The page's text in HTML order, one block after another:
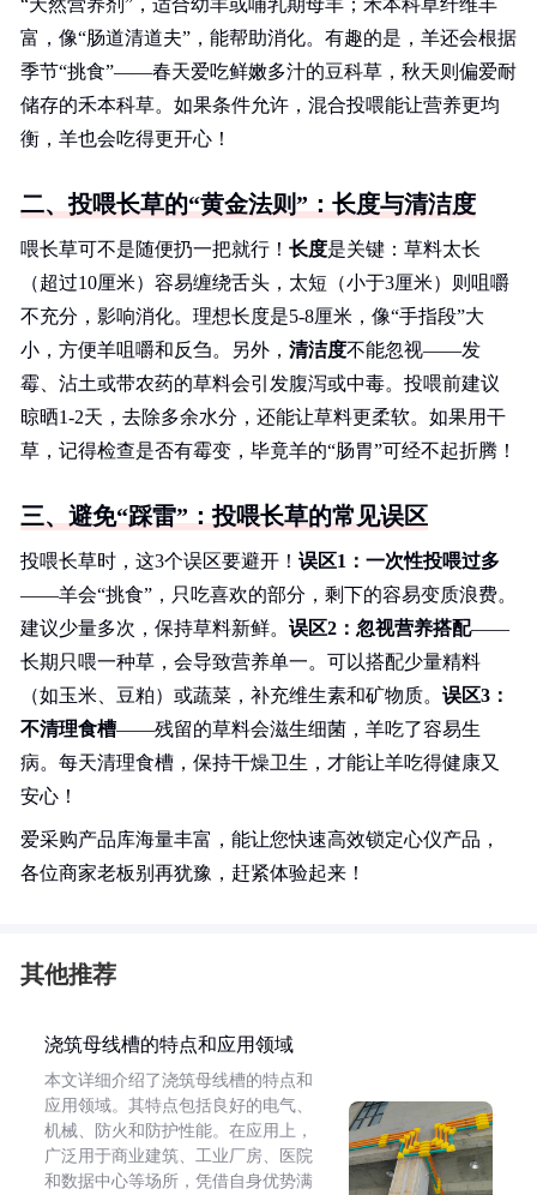
“天然营养剂”，适合幼羊或哺乳期母羊；禾本科草纤维丰
富，像“肠道清道夫”，能帮助消化。有趣的是，羊还会根据
季节“挑食”——春天爱吃鲜嫩多汁的豆科草，秋天则偏爱耐
储存的禾本科草。如果条件允许，混合投喂能让营养更均
衡，羊也会吃得更开心！
二、投喂长草的“黄金法则”：长度与清洁度
喂长草可不是随便扔一把就行！ 长度是关键：草料太长
（超过10厘米）容易缠绕舌头，太短（小于3厘米）则咀嚼
不充分，影响消化。理想长度是5-8厘米，像“手指段”大
小，方便羊咀嚼和反刍。另外， 清洁度不能忽视——发
霉、沾土或带农药的草料会引发腹泻或中毒。投喂前建议
晾晒1-2天，去除多余水分，还能让草料更柔软。如果用干
草，记得检查是否有霉变，毕竟羊的“肠胃”可经不起折腾！
三、避免“踩雷”：投喂长草的常见误区
投喂长草时，这3个误区要避开！ 误区1：一次性投喂过多
——羊会“挑食”，只吃喜欢的部分，剩下的容易变质浪费。
建议少量多次，保持草料新鲜。 误区2：忽视营养搭配——
长期只喂一种草，会导致营养单一。可以搭配少量精料
（如玉米、豆粕）或蔬菜，补充维生素和矿物质。 误区3：
不清理食槽——残留的草料会滋生细菌，羊吃了容易生
病。每天清理食槽，保持干燥卫生，才能让羊吃得健康又
安心！
爱采购产品库海量丰富，能让您快速高效锁定心仪产品，
各位商家老板别再犹豫，赶紧体验起来！
其他推荐
浇筑母线槽的特点和应用领域
本文详细介绍了浇筑母线槽的特点和
应用领域。其特点包括良好的电气、
机械、防火和防护性能。在应用上，
广泛用于商业建筑、工业厂房、医院
和数据中心等场所，凭借自身优势满